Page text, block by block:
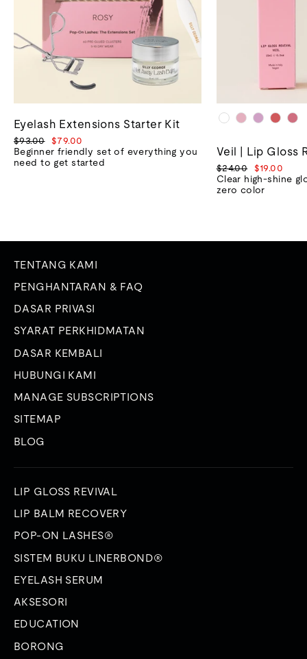
Eyelash Extensions Starter Kit
Harga
biasa
$93.00
Harga
jualan
$79.00
Beginner friendly set of everything you
need to get started
Veil | Lip Gloss
Harga
biasa
$24.00
Harga
jualan
$19.00
Clear high-shine
zero color
TENTANG KAMI
PENGHANTARAN & FAQ
DASAR PRIVASI
SYARAT PERKHIDMATAN
DASAR KEMBALI
HUBUNGI KAMI
MANAGE SUBSCRIPTIONS
SITEMAP
BLOG
LIP GLOSS REVIVAL
LIP BALM RECOVERY
POP-ON LASHES®
SISTEM BUKU LINERBOND®
EYELASH SERUM
AKSESORI
EDUCATION
BORONG